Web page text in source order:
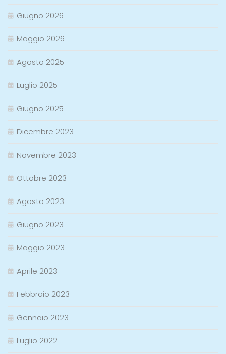
Giugno 2026
Maggio 2026
Agosto 2025
Luglio 2025
Giugno 2025
Dicembre 2023
Novembre 2023
Ottobre 2023
Agosto 2023
Giugno 2023
Maggio 2023
Aprile 2023
Febbraio 2023
Gennaio 2023
Luglio 2022